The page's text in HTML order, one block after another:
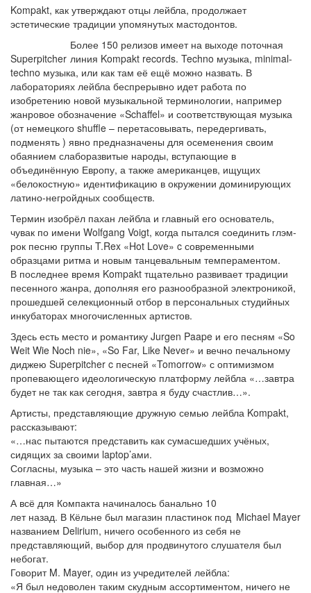
Kompakt, как утверждают отцы лейбла, продолжает
эстетические традиции упомянутых мастодонтов.
Superpitcher
Более 150 релизов имеет на выходе поточная
линия Kompakt records. Techno музыка, minimal-
techno музыка, или как там её ещё можно назвать. В
лабораториях лейбла беспрерывно идет работа по
изобретению новой музыкальной терминологии, например
жанровое обозначение «Schaffel» и соответствующая музыка
(от немецкого shuffle – перетасовывать, передергивать,
подменять ) явно предназначены для осеменения своим
обаянием слаборазвитые народы, вступающие в
объединённую Европу, а также американцев, ищущих
«белокостную» идентификацию в окружении доминирующих
латино-негройдных сообществ.
Термин изобрёл пахан лейбла и главный его основатель,
чувак по имени Wolfgang Voigt, когда пытался соединить глэм-
рок песню группы T.Rex «Hot Love» c современными
образцами ритма и новым танцевальным темпераментом.
В последнее время Kompakt тщательно развивает традиции
песенного жанра, дополняя его разнообразной электроникой,
прошедшей селекционный отбор в персональных студийных
инкубаторах многочисленных артистов.
Здесь есть место и романтику Jurgen Paape и его песням «So
Weit Wie Noch nie», «So Far, Like Never» и вечно печальному
диджею Superpitcher c песней «Tomorrow» с оптимизмом
пропевающего идеологическую платформу лейбла «…завтра
будет не так как сегодня, завтра я буду счастлив…».
Артисты, представляющие дружную семью лейбла Kompakt,
рассказывают:
«…нас пытаются представить как сумасшедших учёных,
сидящих за своими laptop’ами.
Согласны, музыка – это часть нашей жизни и возможно
главная…»
Michael Mayer
А всё для Компакта начиналось банально 10
лет назад. В Кёльне был магазин пластинок под
названием Delirium, ничего особенного из себя не
представляющий, выбор для продвинутого слушателя был
небогат.
Говорит M. Mayer, один из учредителей лейбла:
«Я был недоволен таким скудным ассортиментом, ничего не